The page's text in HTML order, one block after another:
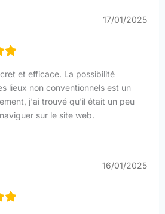
17/01/2025
et efficace. La possibilité
lieux non conventionnels est un
j'ai trouvé qu'il était un peu
sur le site web.
16/01/2025